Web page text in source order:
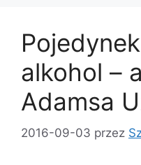
alkohol –
Adamsa
2016-09-03 przez